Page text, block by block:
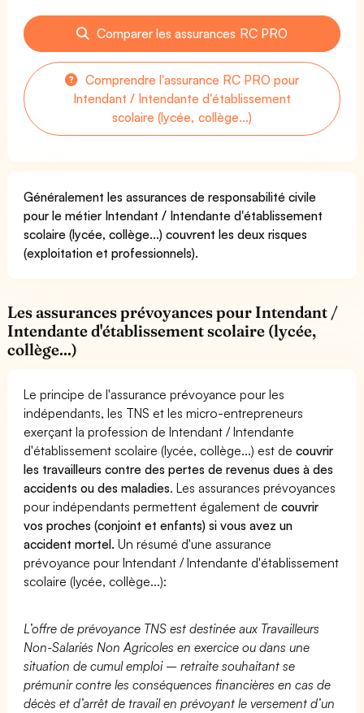
Comparer les assurances RC PRO
Comprendre l'assurance RC PRO pour
Intendant / Intendante d'établissement
scolaire (lycée, collège...)
Généralement les assurances de responsabilité civile
pour le métier Intendant / Intendante d'établissement
scolaire (lycée, collège...) couvrent les deux risques
(exploitation et professionnels).
Les assurances prévoyances pour Intendant /
Intendante d'établissement scolaire (lycée,
collège...)
Le principe de l'assurance prévoyance pour les
indépendants, les TNS et les micro-entrepreneurs
exerçant la profession de Intendant / Intendante
d'établissement scolaire (lycée, collège...) est decouvrir
les travailleurs contre des pertes de revenus dues à des
accidents ou des maladies. Les assurances prévoyances
pour indépendants permettent également decouvrir
vos proches (conjoint et enfants) si vous avez un
accident mortel. Un résumé d'une assurance
prévoyance pour Intendant / Intendante d'établissement
scolaire (lycée, collège...):
L’offre de prévoyance TNS est destinée aux Travailleurs
Non-Salariés Non Agricoles en exercice ou dans une
situation de cumul emploi – retraite souhaitant se
prémunir contre les conséquences financières en cas de
décès et d’arrêt de travail en prévoyant le versement d’un